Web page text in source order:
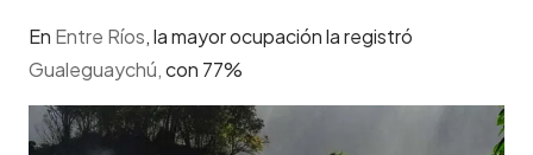
En Entre Ríos, la mayor ocupación la registró
Gualeguaychú,con 77%